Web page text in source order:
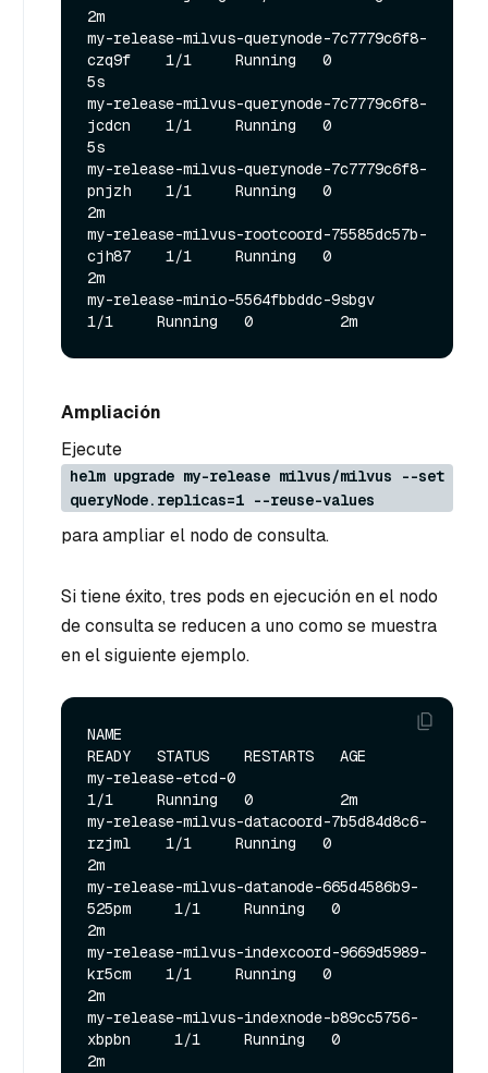
2m
my-release-milvus-querynode-7c7779c6f8-
czq9f    1/1     Running   0
5s
my-release-milvus-querynode-7c7779c6f8-
jcdcn    1/1     Running   0
5s
my-release-milvus-querynode-7c7779c6f8-
pnjzh    1/1     Running   0
2m
my-release-milvus-rootcoord-75585dc57b-
cjh87    1/1     Running   0
2m
my-release-minio-5564fbbddc-9sbgv
Ampliación
Ejecute
helm upgrade my-release milvus/milvus --set
queryNode.replicas=1 --reuse-values
para ampliar el nodo de consulta.
Si tiene éxito, tres pods en ejecución en el nodo
de consulta se reducen a uno como se muestra
en el siguiente ejemplo.
NAME
READY   STATUS    RESTARTS   AGE
my-release-etcd-0
1/1     Running   0          2m
my-release-milvus-datacoord-7b5d84d8c6-
rzjml    1/1     Running   0
2m
my-release-milvus-datanode-665d4586b9-
525pm     1/1     Running   0
2m
my-release-milvus-indexcoord-9669d5989-
kr5cm    1/1     Running   0
2m
my-release-milvus-indexnode-b89cc5756-
xbpbn     1/1     Running   0
2m